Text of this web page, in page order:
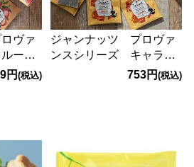
ヴァ
ーツ
円(税込)
ジャンナッツ プロヴァ
ンスシリーズ キャラメ
753円 (税込)